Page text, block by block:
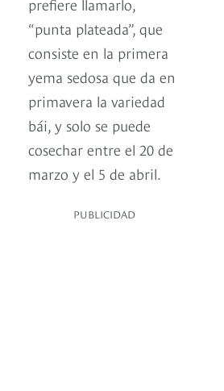
“punta plateada”, que
consiste en la primera
yema sedosa que da en
primavera la variedad
bái, y solo se puede
cosechar entre el 20 de
marzo y el 5 de abril.
PUBLICIDAD